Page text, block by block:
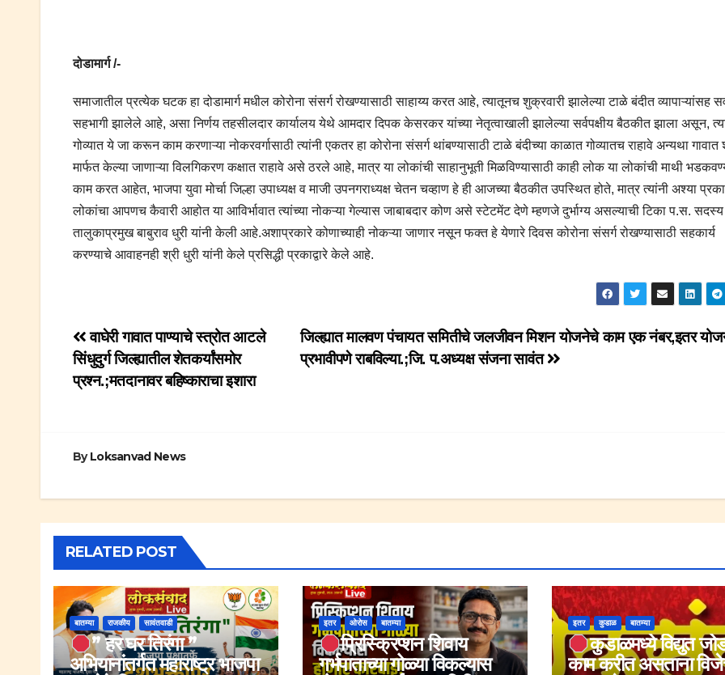
दोडामार्ग /-
समाजातील प्रत्येक घटक हा दोडामार्ग मधील कोरोना संसर्ग रोखण्यासाठी साहाय्य करत आहे, त्यातूनच शुक्रवारी झालेल्या टाळे बंदीत व्यापाऱ्यांसह
सहभागी झालेले आहे, असा निर्णय तहसीलदार कार्यालय येथे आमदार दिपक केसरकर यांच्या नेतृत्वाखाली झालेल्या सर्वपक्षीय बैठकीत झाला असून,
गोव्यात ये जा करून काम करणाऱ्या नोकरवर्गासाठी त्यांनी एकतर हा कोरोना संसर्ग थांबण्यासाठी टाळे बंदीच्या काळात गोव्यातच राहावे अन्यथा गावात
मार्फत केल्या जाणाऱ्या विलगिकरण कक्षात राहावे असे ठरले आहे, मात्र या लोकांची साहानुभूती मिळविण्यासाठी काही लोक या लोकांची माथी
काम करत आहेत, भाजपा युवा मोर्चा जिल्हा उपाध्यक्ष व माजी उपनगराध्यक्ष चेतन चव्हाण हे ही आजच्या बैठकीत उपस्थित होते, मात्र त्यांनी अश्या
लोकांचा आपणच कैवारी आहोत या आविर्भावात त्यांच्या नोकऱ्या गेल्यास जाबाबदार कोण असे स्टेटमेंट देणे म्हणजे दुर्भाग्य असल्याची टिका प.स.
तालुकाप्रमुख बाबुराव धुरी यांनी केली आहे.अशाप्रकारे कोणाच्याही नोकऱ्या जाणार नसून फक्त हे येणारे दिवस कोरोना संसर्ग रोखण्यासाठी सहकार्य
करण्याचे आवाहनही श्री धुरी यांनी केले प्रसिद्धी प्रकाद्वारे केले आहे.
Post
navigation
जिल्ह्यात मालवण पंचायत समितीचे जलजीवन मिशन योजनेचे काम एक नंबर,इतर
प्रभावीपणे राबविल्या.;जि. प.अध्यक्ष संजना सावंत
वाघेरी गावात पाण्याचे स्त्रोत आटले
सिंधुदुर्ग जिल्ह्यातील शेतकर्यांसमोर
प्रश्न.;मतदानावर बहिष्काराचा इशारा
ByLoksanvad News
RELATED POST
बातम्या राजकीय सावंतवाडी
” हर घर तिरंगा ”
अभियानांतर्गत महाराष्ट्र भाजपा
इतर ओरोस बातम्या
प्रिस्क्रिप्शन शिवाय
गर्भपाताच्या गोळ्या विकल्यास
इतर कुडाळ बातम्या
कुडाळमध्ये विद्युत
काम करीत असताना